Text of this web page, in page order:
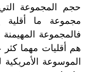
حجم المجموعة التي
مجموعة ما أقلية
فالمجموعة
هم أقليات مهما
الموسوعة الأمريكية